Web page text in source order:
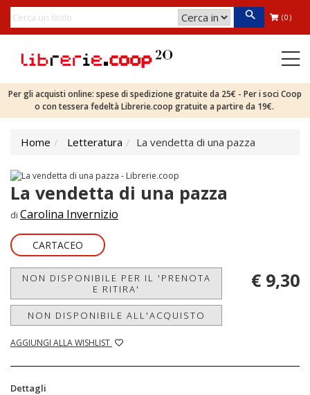
(0)
Per gli acquisti online: spese di spedizione gratuite da 25€ - Per i soci Coop
o con tessera fedeltà Librerie.coop gratuite a partire da 19€.
Home Letteratura La vendetta di una pazza
La vendetta di una pazza
di Carolina Invernizio
CARTACEO
NON DISPONIBILE PER IL 'PRENOTA
E RITIRA'
NON DISPONIBILE ALL'ACQUISTO
AGGIUNGI ALLA WISHLIST
€ 9,30
Dettagli